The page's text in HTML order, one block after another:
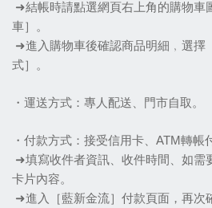
➜結帳時請點選網頁右上角的購物車
車］。
➜進入購物車後確認商品明細﹐選擇
式］。
・運送方式：專人配送、門市自取。
・付款方式：接受信用卡、ATM轉帳
➜填寫收件者資訊、收件時間、如需
卡片內容。
➜進入［藍新金流］付款頁面，再次